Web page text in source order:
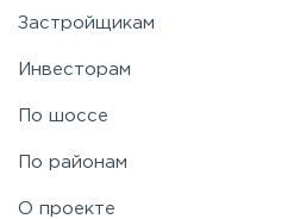
Застройщикам
Инвесторам
По шоссе
По районам
О проекте